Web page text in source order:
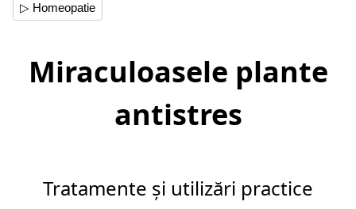
▷ Homeopatie
Miraculoasele plante
antistres
Tratamente și utilizări practice